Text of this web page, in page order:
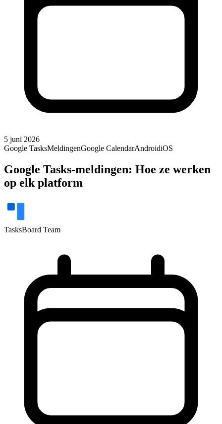
5 juni 2026
Google TasksMeldingenGoogle CalendarAndroidiOS
Google Tasks-meldingen: Hoe ze werken
op elk platform
TasksBoard Team